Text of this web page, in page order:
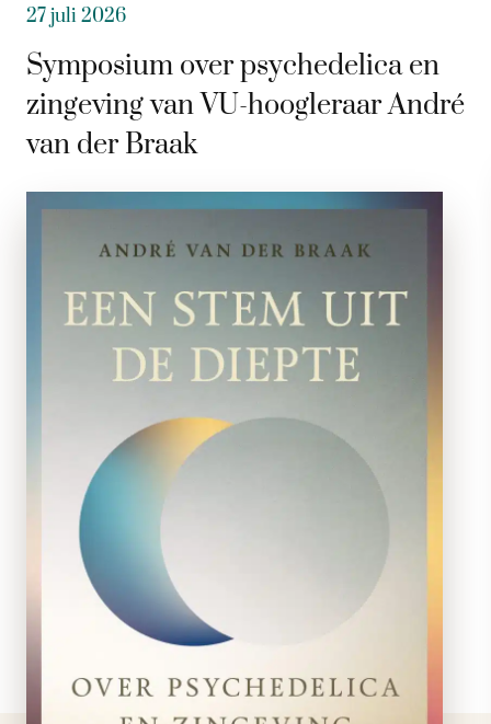
27 juli 2026
Symposium over psychedelica en
zingeving van VU-hoogleraar André
van der Braak